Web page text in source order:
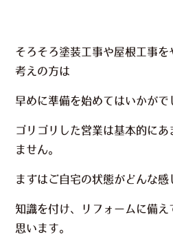
そろそろ塗装工事や屋根工事
考えの方は
早めに準備を始めてはいかがで
ゴリゴリした営業は基本的に
ません。
まずはご自宅の状態がどんな感
知識を付け、リフォームに備え
思います。